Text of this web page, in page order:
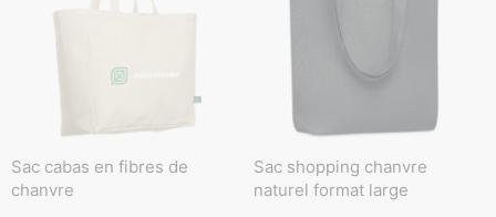
Sac cabas en fibres de
chanvre
Sac shopping chanvre
naturel format large